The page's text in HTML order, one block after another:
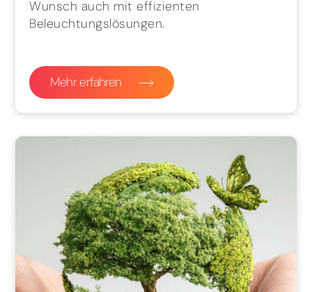
Wunsch auch mit effizienten
Beleuchtungslösungen.
Mehr erfahren